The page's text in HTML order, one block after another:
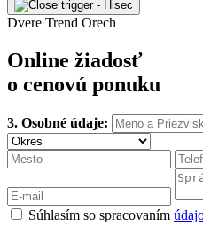
Dvere Trend Orech
Online žiadosť
o cenovú ponuku
3. Osobné údaje:
Súhlasím so spracovaním